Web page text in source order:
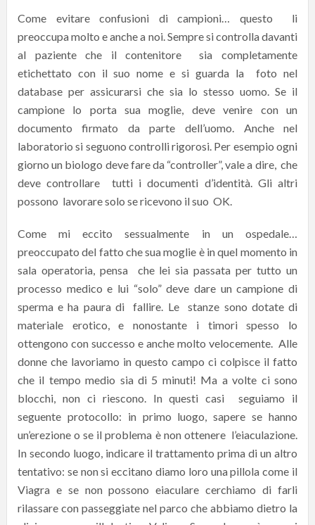
Come evitare confusioni di campioni… questo li
preoccupa molto e anche a noi. Sempre si controlla davanti
al paziente che il contenitore sia completamente
etichettato con il suo nome e si guarda la foto nel
database per assicurarsi che sia lo stesso uomo. Se il
campione lo porta sua moglie, deve venire con un
documento firmato da parte dell’uomo. Anche nel
laboratorio si seguono controlli rigorosi. Per esempio ogni
giorno un biologo deve fare da “controller”, vale a dire, che
deve controllare tutti i documenti d’identità. Gli altri
possono lavorare solo se ricevono il suo OK.
Come mi eccito sessualmente in un ospedale…
preoccupato del fatto che sua moglie è in quel momento in
sala operatoria, pensa che lei sia passata per tutto un
processo medico e lui “solo” deve dare un campione di
sperma e ha paura di fallire. Le stanze sono dotate di
materiale erotico, e nonostante i timori spesso lo
ottengono con successo e anche molto velocemente. Alle
donne che lavoriamo in questo campo ci colpisce il fatto
che il tempo medio sia di 5 minuti! Ma a volte ci sono
blocchi, non ci riescono. In questi casi seguiamo il
seguente protocollo: in primo luogo, sapere se hanno
un’erezione o se il problema è non ottenere l’eiaculazione.
In secondo luogo, indicare il trattamento prima di un altro
tentativo: se non si eccitano diamo loro una pillola come il
Viagra e se non possono eiaculare cerchiamo di farli
rilassare con passeggiate nel parco che abbiamo dietro la